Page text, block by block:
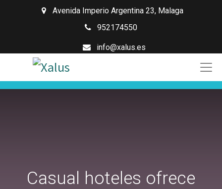
Avenida Imperio Argentina 23, Malaga
952174550
info@xalus.es
Casual hoteles ofrece